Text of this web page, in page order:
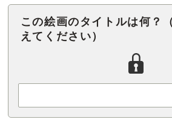
この絵画のタイトルは何？
えてください）